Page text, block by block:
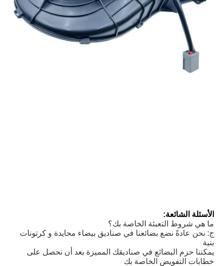
الأسئلة الشائعة:
ما هي شروط التعبئة الخاصة بك؟
ج: نحن عادةً نضع بضائعنا في صناديق بيضاء محايدة و كرتونات
بنية
يمكننا حزم البضائع في صناديقك المميزة بعد أن نحصل على
خطابات التفويض الخاصة بك